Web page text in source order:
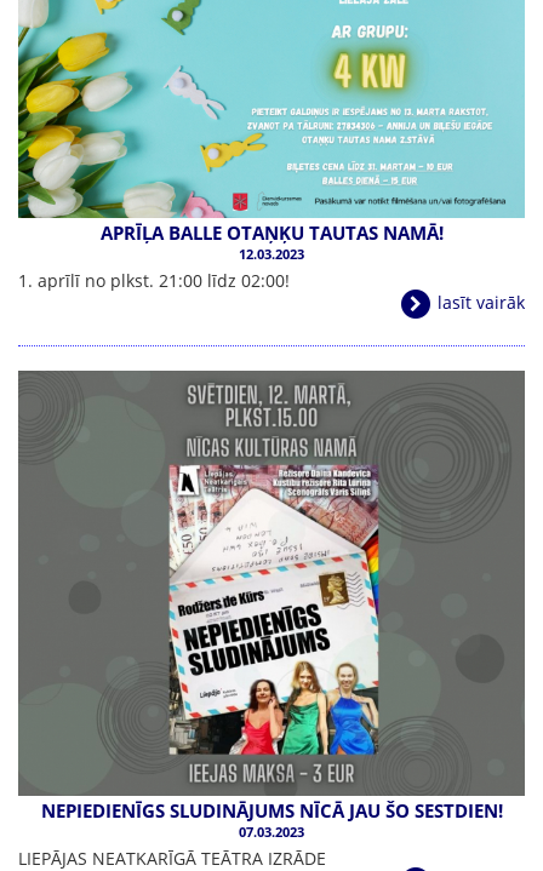
APRĪĻA BALLE OTAŅĶU TAUTAS NAMĀ!
12.03.2023
1. aprīlī no plkst. 21:00 līdz 02:00!
lasīt vairāk
NEPIEDIENĪGS SLUDINĀJUMS NĪCĀ JAU ŠO SESTDIEN!
07.03.2023
LIEPĀJAS NEATKARĪGĀ TEĀTRA IZRĀDE